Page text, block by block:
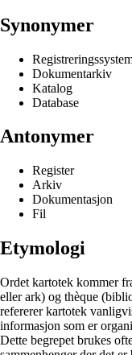
Synonymer
Dokumentarkiv
Katalog
Database
Antonymer
Register
Arkiv
Dokumentasjon
Fil
Etymologi
Ordet kartotek kommer
eller ark) og thèque
refererer kartotek
informasjon som er
Dette begrepet brukes